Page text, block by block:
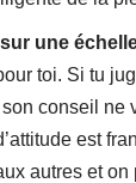
une
toi. Si tu
conseil ne
est
autres et